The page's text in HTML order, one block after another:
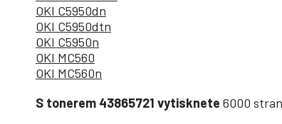
OKI C5950dn
OKI C5950dtn
OKI C5950n
OKI MC560
OKI MC560n
S tonerem 43865721 vytisknete 6000